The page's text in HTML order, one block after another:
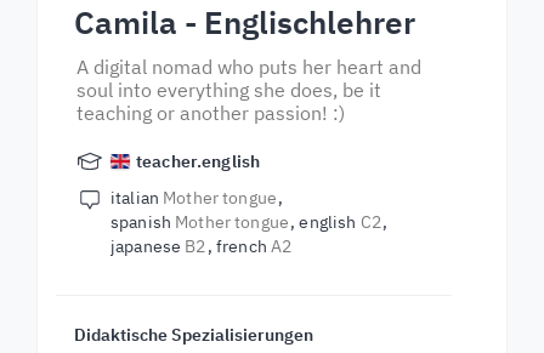
Camila - Englischlehrer
A digital nomad who puts her heart and
soul into everything she does, be it
teaching or another passion! :)
teacher.english
italian Mother tongue
spanish Mother tongue english C2
japanese B2 french A2
Didaktische Spezialisierungen